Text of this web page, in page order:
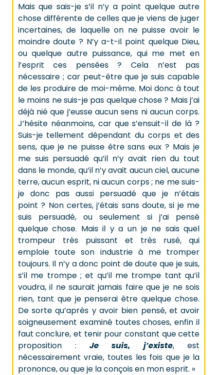
Mais que sais-je s’il n’y a point quelque autre
chose différente de celles que je viens de juger
incertaines, de laquelle on ne puisse avoir le
moindre doute ? N’y a-t-il point quelque Dieu,
ou quelque autre puissance, qui me met en
l’esprit ces pensées ? Cela n’est pas
nécessaire ; car peut-être que je suis capable
de les produire de moi-même. Moi donc à tout
le moins ne suis-je pas quelque chose ? Mais j’ai
déjà nié que j’eusse aucun sens ni aucun corps.
J’hésite néanmoins, car que s’ensuit-il de là ?
Suis-je tellement dépendant du corps et des
sens, que je ne puisse être sans eux ? Mais je
me suis persuadé qu’il n’y avait rien du tout
dans le monde, qu’il n’y avait aucun ciel, aucune
terre, aucun esprit, ni aucun corps ; ne me suis-
je donc pas aussi persuadé que je n’étais
point ? Non certes, j’étais sans doute, si je me
suis persuadé, ou seulement si j’ai pensé
quelque chose. Mais il y a un je ne sais quel
trompeur très puissant et très rusé, qui
emploie toute son industrie à me tromper
toujours. Il n’y a donc point de doute que je suis,
s’il me trompe ; et qu’il me trompe tant qu’il
voudra, il ne saurait jamais faire que je ne sois
rien, tant que je penserai être quelque chose.
De sorte qu’après y avoir bien pensé, et avoir
soigneusement examiné toutes choses, enfin il
faut conclure, et tenir pour constant que cette
proposition : Je suis, j’existe, est
nécessairement vraie, toutes les fois que je la
prononce, ou que je la conçois en mon esprit. »